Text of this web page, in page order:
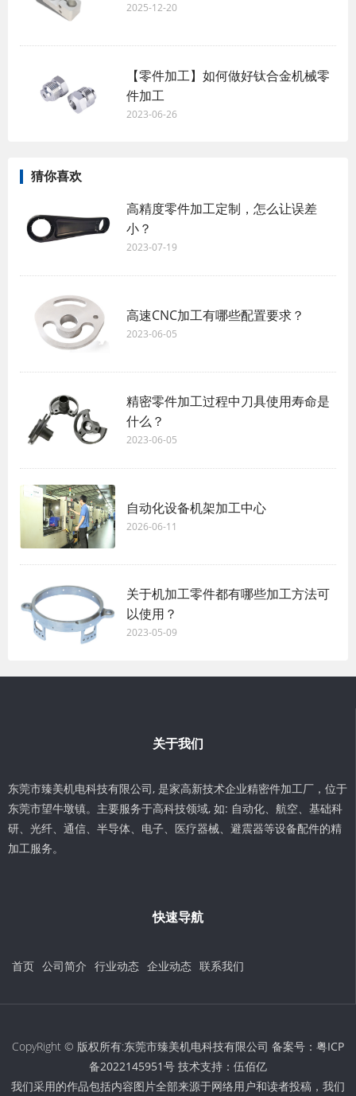
2025-12-20
【零件加工】如何做好钛合金机械零
件加工
2023-06-26
猜你喜欢
高精度零件加工定制，怎么让误差
小？
2023-07-19
高速CNC加工有哪些配置要求？
2023-06-05
精密零件加工过程中刀具使用寿命是
什么？
2023-06-05
自动化设备机架加工中心
2026-06-11
关于机加工零件都有哪些加工方法可
以使用？
2023-05-09
关于我们
东莞市臻美机电科技有限公司, 是家高新技术企业精密件加工厂，位于
东莞市望牛墩镇。主要服务于高科技领域, 如: 自动化、航空、基础科
研、光纤、通信、半导体、电子、医疗器械、避震器等设备配件的精
加工服务。
快速导航
首页 公司简介 行业动态 企业动态 联系我们
CopyRight © 版权所有:东莞市臻美机电科技有限公司 备案号： 粤ICP
备2022145951号 技术支持： 伍佰亿
我们采用的作品包括内容图片全部来源于网络用户和读者投稿，我们